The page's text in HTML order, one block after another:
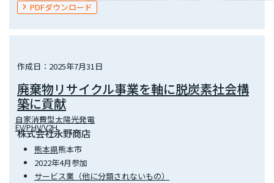
PDFダウンロード
作成日：2025年7月31日
廃棄物リサイクル事業を軸に脱炭素社会構
築に貢献
自家消費型太陽光発電
EV/PHV/V2H
株式会社永野商店
熊本県熊本市
2022年4月参加
サービス業（他に分類されないもの）